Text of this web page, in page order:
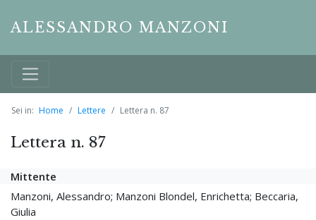
ALESSANDRO MANZONI
Sei in: Home Lettere Lettera n. 87
Lettera n. 87
Mittente
Manzoni, Alessandro; Manzoni Blondel, Enrichetta; Beccaria,
Giulia